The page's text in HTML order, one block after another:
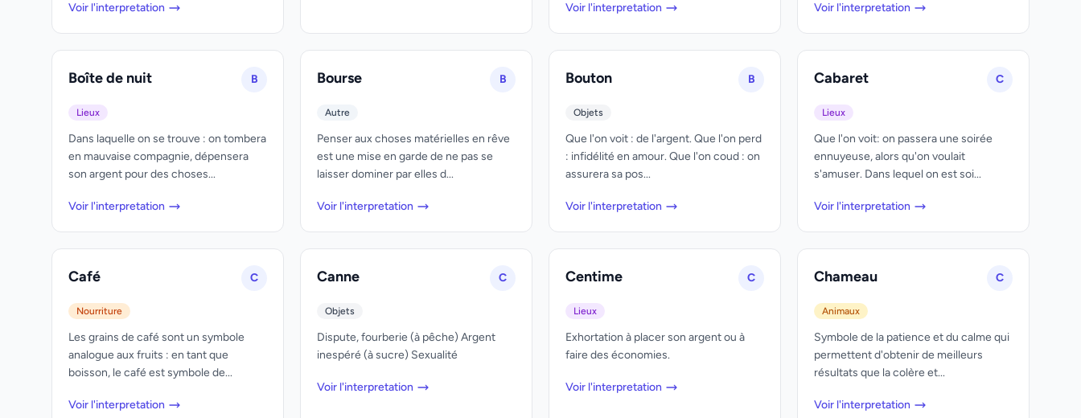
Voir l'interpretation Voir l'interpretation Voir l'interpretation
Boîte de nuit B
Lieux
Dans laquelle on se trouve : on tombera
en mauvaise compagnie, dépensera
son argent pour des choses...
Voir l'interpretation
Bourse B
Autre
Penser aux choses matérielles en rêve
est une mise en garde de ne pas se
laisser dominer par elles d...
Voir l'interpretation
Bouton B
Objets
Que l'on voit : de l'argent. Que l'on perd
: infidélité en amour. Que l'on coud : on
assurera sa pos...
Voir l'interpretation
Cabaret C
Lieux
Que l'on voit: on passera une soirée
ennuyeuse, alors qu'on voulait
s'amuser. Dans lequel on est soi...
Voir l'interpretation
Café C
Nourriture
Les grains de café sont un symbole
analogue aux fruits : en tant que
boisson, le café est symbole de...
Voir l'interpretation
Canne C
Objets
Dispute, fourberie (à pêche) Argent
inespéré (à sucre) Sexualité
Voir l'interpretation
Centime C
Lieux
Exhortation à placer son argent ou à
faire des économies.
Voir l'interpretation
Chameau C
Animaux
Symbole de la patience et du calme qui
permettent d'obtenir de meilleurs
résultats que la colère et...
Voir l'interpretation